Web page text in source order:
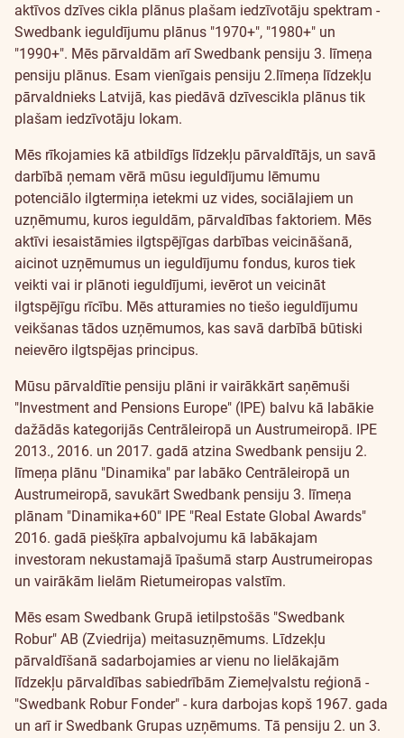
aktīvos dzīves cikla plānus plašam iedzīvotāju spektram -
Swedbank ieguldījumu plānus "1970+", "1980+" un
"1990+". Mēs pārvaldām arī Swedbank pensiju 3. līmeņa
pensiju plānus. Esam vienīgais pensiju 2.līmeņa līdzekļu
pārvaldnieks Latvijā, kas piedāvā dzīvescikla plānus tik
plašam iedzīvotāju lokam.
Mēs rīkojamies kā atbildīgs līdzekļu pārvaldītājs, un savā
darbībā ņemam vērā mūsu ieguldījumu lēmumu
potenciālo ilgtermiņa ietekmi uz vides, sociālajiem un
uzņēmumu, kuros ieguldām, pārvaldības faktoriem. Mēs
aktīvi iesaistāmies ilgtspējīgas darbības veicināšanā,
aicinot uzņēmumus un ieguldījumu fondus, kuros tiek
veikti vai ir plānoti ieguldījumi, ievērot un veicināt
ilgtspējīgu rīcību. Mēs atturamies no tiešo ieguldījumu
veikšanas tādos uzņēmumos, kas savā darbībā būtiski
neievēro ilgtspējas principus.
Mūsu pārvaldītie pensiju plāni ir vairākkārt saņēmuši
"Investment and Pensions Europe" (IPE) balvu kā labākie
dažādās kategorijās Centrāleiropā un Austrumeiropā. IPE
2013., 2016. un 2017. gadā atzina Swedbank pensiju 2.
līmeņa plānu "Dinamika" par labāko Centrāleiropā un
Austrumeiropā, savukārt Swedbank pensiju 3. līmeņa
plānam "Dinamika+60" IPE "Real Estate Global Awards"
2016. gadā piešķīra apbalvojumu kā labākajam
investoram nekustamajā īpašumā starp Austrumeiropas
un vairākām lielām Rietumeiropas valstīm.
Mēs esam Swedbank Grupā ietilpstošās "Swedbank
Robur" AB (Zviedrija) meitasuzņēmums. Līdzekļu
pārvaldīšanā sadarbojamies ar vienu no lielākajām
līdzekļu pārvaldības sabiedrībām Ziemeļvalstu reģionā -
"Swedbank Robur Fonder" - kura darbojas kopš 1967. gada
un arī ir Swedbank Grupas uzņēmums. Tā pensiju 2. un 3.